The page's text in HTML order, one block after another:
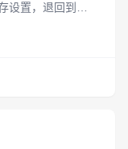
设置，退回到登
病毒？黑客？...
机，关的时候sav